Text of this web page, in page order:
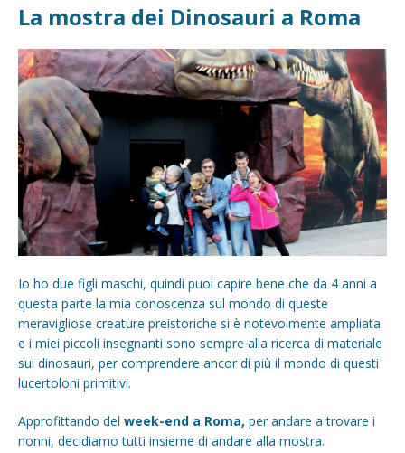
La mostra dei Dinosauri a Roma
Io ho due figli maschi, quindi puoi capire bene che da 4 anni a
questa parte la mia conoscenza sul mondo di queste
meravigliose creature preistoriche si è notevolmente ampliata
e i miei piccoli insegnanti sono sempre alla ricerca di materiale
sui dinosauri, per comprendere ancor di più il mondo di questi
lucertoloni primitivi.
Approfittando del week-end a Roma, per andare a trovare i
nonni, decidiamo tutti insieme di andare alla mostra.